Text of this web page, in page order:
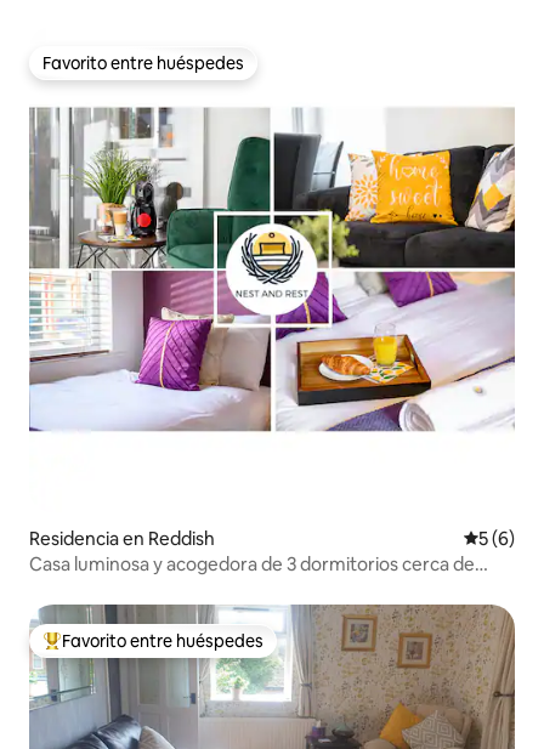
Favorito entre huéspedes
Favorito entre huéspedes
Residencia en Reddish
5 (6)
Casa luminosa y acogedora de 3 dormitorios cerca de
De los mejores en Favorito entre huéspedes
Favorito entre huéspedes